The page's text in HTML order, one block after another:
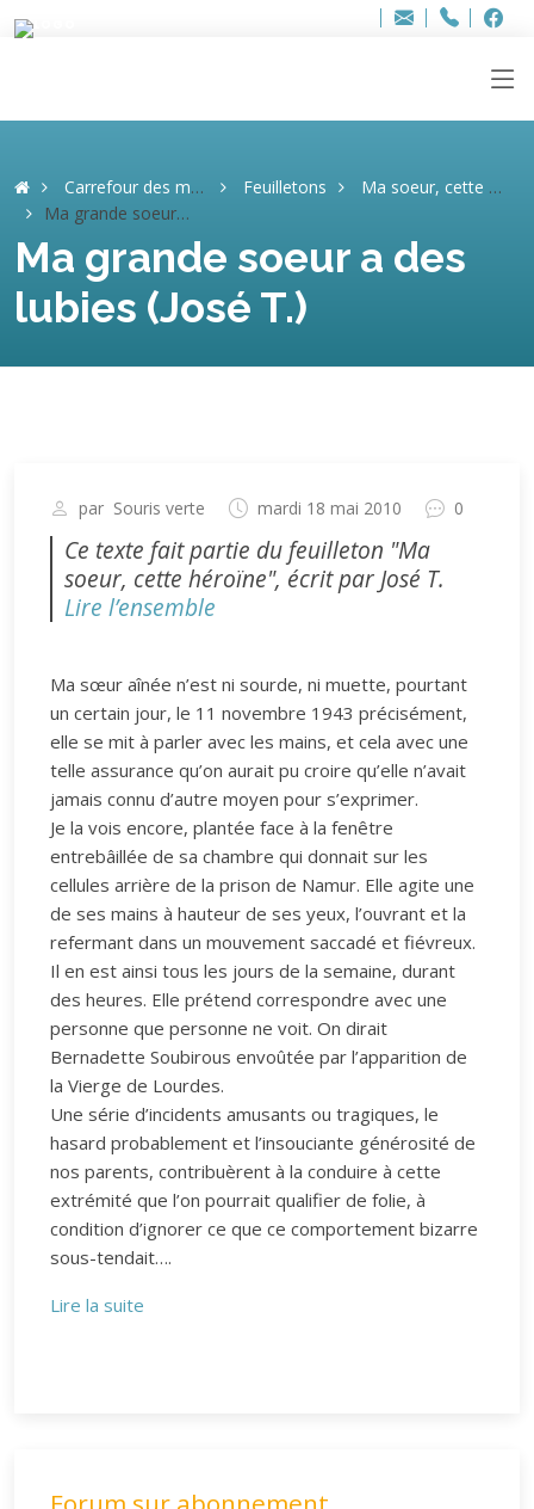
Adresse
info..hâthe..
Tel.
Tel.+32
Carrefour des mémoires Feuilletons
Ma soeur, cette héroïne (José T.)
Ma grande soeur a des lubies (José T.)
Ma grande soeur a des
lubies (José T.)
par Souris verte mardi 18 mai 2010 0
Ce texte fait partie du feuilleton "Ma
soeur, cette héroïne", écrit par José T.
Lire l’ensemble
Ma sœur aînée n’est ni sourde, ni muette, pourtant
un certain jour, le 11 novembre 1943 précisément,
elle se mit à parler avec les mains, et cela avec une
telle assurance qu’on aurait pu croire qu’elle n’avait
jamais connu d’autre moyen pour s’exprimer.
Je la vois encore, plantée face à la fenêtre
entrebâillée de sa chambre qui donnait sur les
cellules arrière de la prison de Namur. Elle agite une
de ses mains à hauteur de ses yeux, l’ouvrant et la
refermant dans un mouvement saccadé et fiévreux.
Il en est ainsi tous les jours de la semaine, durant
des heures. Elle prétend correspondre avec une
personne que personne ne voit. On dirait
Bernadette Soubirous envoûtée par l’apparition de
la Vierge de Lourdes.
Une série d’incidents amusants ou tragiques, le
hasard probablement et l’insouciante générosité de
nos parents, contribuèrent à la conduire à cette
extrémité que l’on pourrait qualifier de folie, à
condition d’ignorer ce que ce comportement bizarre
sous-tendait….
Lire la suite